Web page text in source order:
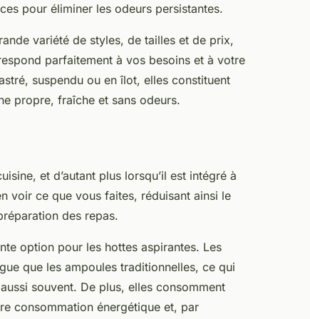
pour éliminer les odeurs persistantes.
variété de styles, de tailles et de prix,
parfaitement à vos besoins et à votre
suspendu ou en îlot, elles constituent
propre, fraîche et sans odeurs.
et d’autant plus lorsqu’il est intégré à
voir ce que vous faites, réduisant ainsi le
des repas.
option pour les hottes aspirantes. Les
que les ampoules traditionnelles, ce qui
souvent. De plus, elles consomment
consommation énergétique et, par